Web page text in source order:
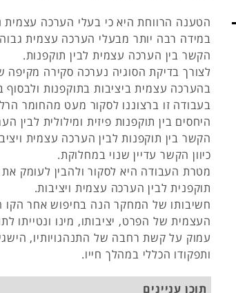
הטענה הרווחת היא כי בעלי הערכה עצמית
במידה רבה יותר מבעלי הערכה עצמית
הקשר בין הערכה עצמית לבין תוקפנות.
לצורך בדיקת הסוגיה נערכה סקירה
בהערכה עצמית ביציבות בתוקפנות ולבסוף
בעבודה זו ברצוננו לסקור מעט מהחומר
היחסים בין תוקפנות פיזית ומילולית לבין
הקשר בין תוקפנות לבין הערכה עצמית
כיוון הקשר עדיין שנוי במחלוקת.
מטרת העבודה היא לסקור ולהבין לעומק
תוקפנית לבין הערכה עצמית ויציבות.
חשיבותו של המחקר הנה בחיפוש אחר
העצמית של הפרט, יציבותו, מינו ונטייתו
עמוק על קשת רחבה של התנהגויותיו,
ותפקודו הכללי במהלך חייו.
תוכן עניינים